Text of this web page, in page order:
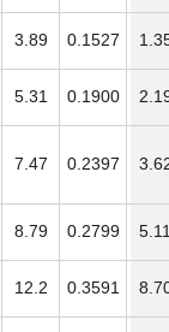
3.89 0.1527
5.31 0.1900
7.47 0.2397
8.79 0.2799
12.2 0.3591